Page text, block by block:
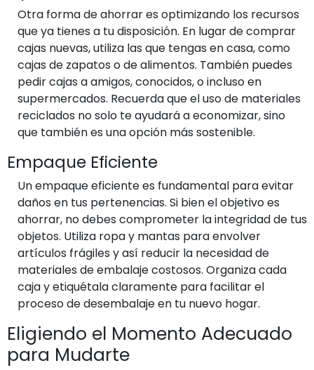
Otra forma de ahorrar es optimizando los recursos
que ya tienes a tu disposición. En lugar de comprar
cajas nuevas, utiliza las que tengas en casa, como
cajas de zapatos o de alimentos. También puedes
pedir cajas a amigos, conocidos, o incluso en
supermercados. Recuerda que el uso de materiales
reciclados no solo te ayudará a economizar, sino
que también es una opción más sostenible.
Empaque Eficiente
Un empaque eficiente es fundamental para evitar
daños en tus pertenencias. Si bien el objetivo es
ahorrar, no debes comprometer la integridad de tus
objetos. Utiliza ropa y mantas para envolver
artículos frágiles y así reducir la necesidad de
materiales de embalaje costosos. Organiza cada
caja y etiquétala claramente para facilitar el
proceso de desembalaje en tu nuevo hogar.
Eligiendo el Momento Adecuado
para Mudarte